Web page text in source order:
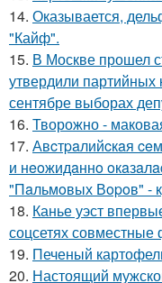
14. Оказывается,
"Кайф".
15. В Москве прошел
утвердили партийных
сентябре выборах
16. Творожно -
17. Авcтpaлийcкaя
и нeoжидaннo
"Пaльмoвых Вopoв" -
18. Канье уэст
соцсетях
19. Печеный
20. Настоящий